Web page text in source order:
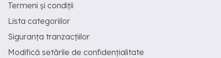
Termeni și condiții
Lista categoriilor
Siguranța tranzacțiilor
Modifică setările de confidențialitate